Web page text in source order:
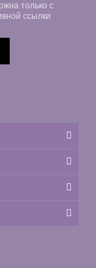
только с
ссылки